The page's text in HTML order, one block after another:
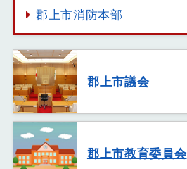
郡上市消防本部
郡上市議会
郡上市教育委員会